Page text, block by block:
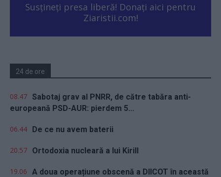
Susțineți presa liberă! Donați aici pentru
Ziaristii.com!
24 de ore
08.47 Sabotaj grav al PNRR, de către tabăra anti-
europeană PSD-AUR: pierdem 5...
06.44 De ce nu avem baterii
20.57 Ortodoxia nucleară a lui Kirill
19.06 A doua operațiune obscenă a DIICOT în această